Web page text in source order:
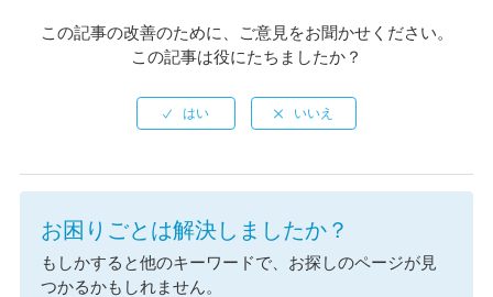
この記事の改善のために、ご意見をお聞かせください。
この記事は役にたちましたか？
お困りごとは解決しましたか？
もしかすると他のキーワードで、お探しのページが見
つかるかもしれません。